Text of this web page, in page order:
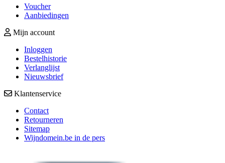
Voucher
Aanbiedingen
Mijn account
Inloggen
Bestelhistorie
Verlanglijst
Nieuwsbrief
Klantenservice
Contact
Retourneren
Sitemap
Wijndomein.be in de pers